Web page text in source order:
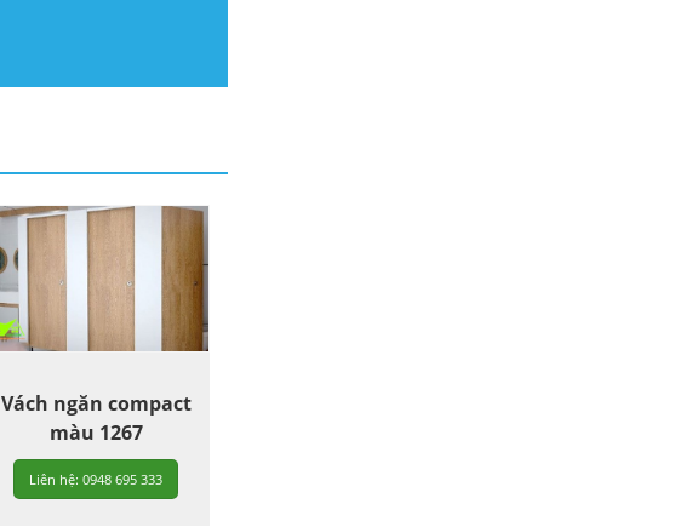
Vách ngăn compact
màu 1267
Liên hệ: 0948 695 333